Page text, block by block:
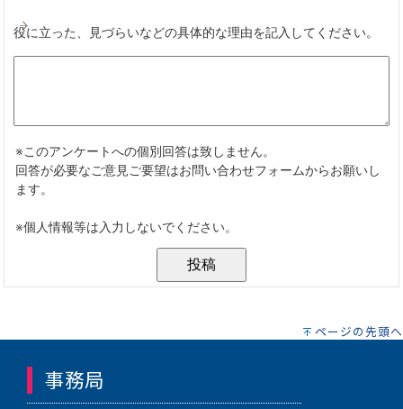
ページの先頭へ
事務局